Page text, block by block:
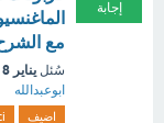
إجابة
مع
سُئل يناير 8
ابوعبدالله
اضيف